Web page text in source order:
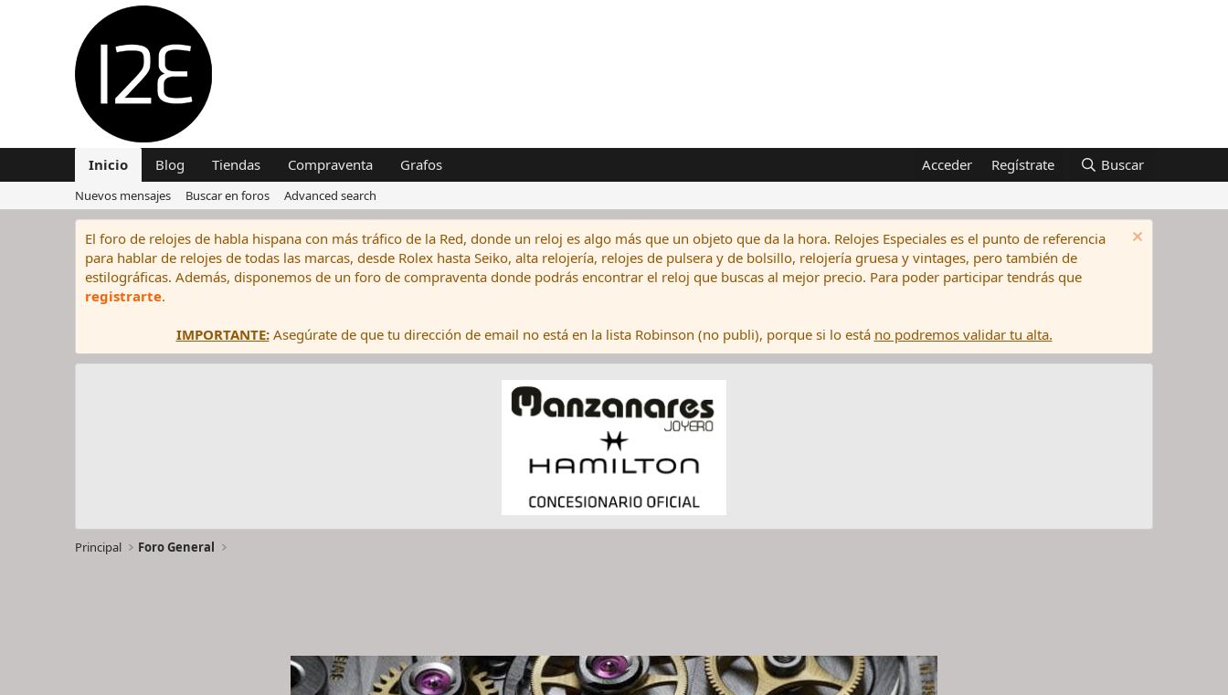
Inicio Blog Tiendas Compraventa Grafos Acceder Regístrate Buscar
Nuevos mensajes Buscar en foros Advanced search
El foro de relojes de habla hispana con más tráfico de la Red, donde un reloj es algo más que un objeto que da la hora. Relojes Especiales es el punto de referencia
para hablar de relojes de todas las marcas, desde Rolex hasta Seiko, alta relojería, relojes de pulsera y de bolsillo, relojería gruesa y vintages, pero también de
estilográficas. Además, disponemos de un foro de compraventa donde podrás encontrar el reloj que buscas al mejor precio. Para poder participar tendrás que
registrarte.
IMPORTANTE:Asegúrate de que tu dirección de email no está en la lista Robinson (no publi), porque si lo está no podremos validar tu alta.
Principal Foro General